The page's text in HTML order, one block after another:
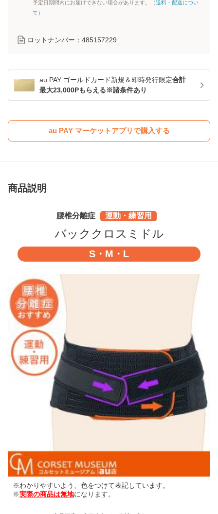
予定日期間内にお届けできない場合があります。（送料・配送につい
て ）
ロットナンバー： 485157229
au PAY ゴールドカード新規＆即時発行限定合計
最大23,000Pもらえる※諸条件あり
au PAY マーケットアプリで購入する
商品説明
腰椎分離症 運動・練習用
バッククロスミドル
S・M・L
※わかりやすいよう、色をつけて表記しています。
※実際の商品は無地になります。